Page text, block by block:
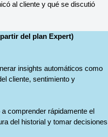
al cliente y qué se discutió
del plan Expert)
insights automáticos como
cliente, sentimiento y
comprender rápidamente el
del historial y tomar decisiones